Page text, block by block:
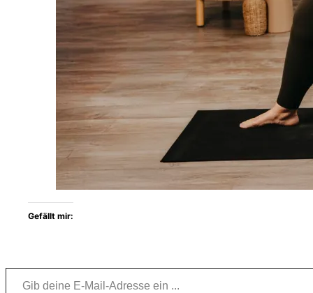
Gefällt mir:
Gib deine E-Mail-Adresse ein …